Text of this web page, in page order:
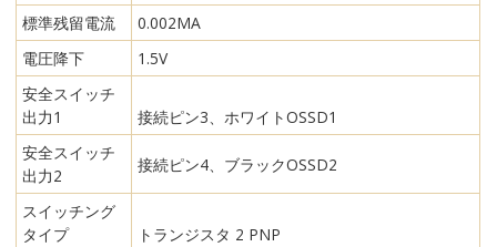
標準残留電流
0.002MA
電圧降下
1.5V
安全スイッチ
出力1
接続ピン3、ホワイトOSSD1
安全スイッチ
出力2
接続ピン4、ブラックOSSD2
スイッチング
タイプ
トランジスタ 2 PNP